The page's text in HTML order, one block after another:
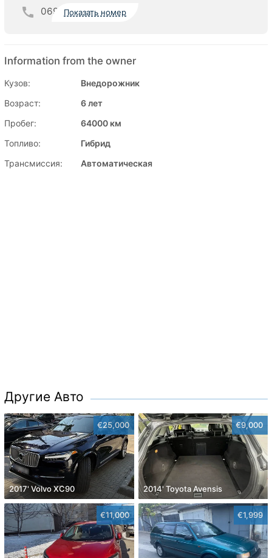
069 Показать номер
Information from the owner
Кузов:
Внедорожник
Возраст:
6 лет
Пробег:
64000 км
Топливо:
Гибрид
Трансмиссия:
Автоматическая
Другие Авто
€25,000
2017' Volvo XC90
€9,000
2014' Toyota Avensis
€11,000 €1,999